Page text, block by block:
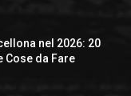
nel 2026: 20
Cose da Fare